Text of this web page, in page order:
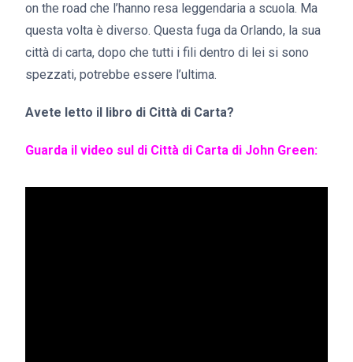
on the road che l’hanno resa leggendaria a scuola. Ma
questa volta è diverso. Questa fuga da Orlando, la sua
città di carta, dopo che tutti i fili dentro di lei si sono
spezzati, potrebbe essere l’ultima.
Avete letto il libro di Città di Carta?
Guarda il video sul di Città di Carta di John Green: